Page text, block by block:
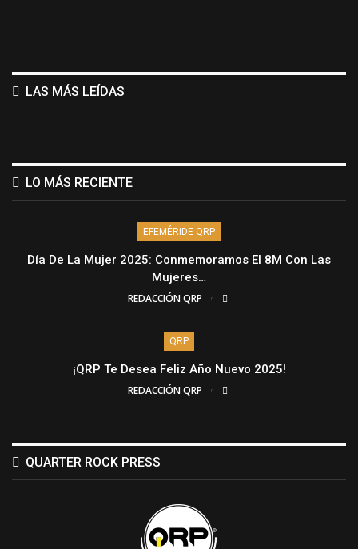
LAS MÁS LEÍDAS
LO MÁS RECIENTE
EFEMÉRIDE QRP
Día De La Mujer 2025: Conmemoramos El 8M Con Las
Mujeres…
REDACCIÓN QRP
QRP
¡QRP Te Desea Feliz Año Nuevo 2025!
REDACCIÓN QRP
QUARTER ROCK PRESS